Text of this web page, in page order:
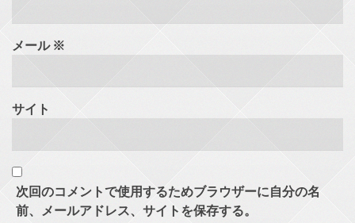
メール ※
サイト
次回のコメントで使用するためブラウザーに自分の名
前、メールアドレス、サイトを保存する。